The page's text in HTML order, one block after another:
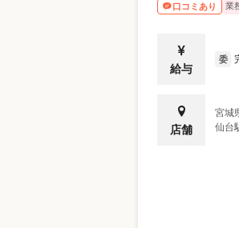
口コミあり 業
給与
委
店舗
宮城
仙台